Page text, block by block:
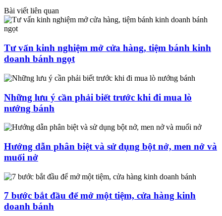
Bài viết liên quan
Tư vấn kinh nghiệm mở cửa hàng, tiệm bánh kinh
doanh bánh ngọt
Những lưu ý cần phải biết trước khi đi mua lò
nướng bánh
Hướng dẫn phân biệt và sử dụng bột nở, men nở và
muối nở
7 bước bắt đầu để mở một tiệm, cửa hàng kinh
doanh bánh